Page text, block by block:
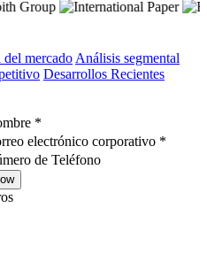
mercadoAnálisis segmental
Desarrollos Recientes
*
electrónico corporativo *
de Teléfono